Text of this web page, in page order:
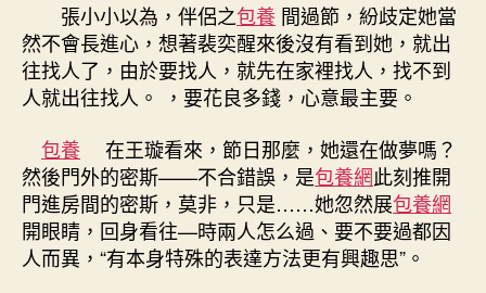
張小小以為，伴侶之包養 間過節，紛歧定她當
然不會長進心，想著裴奕醒來後沒有看到她，就出
往找人了，由於要找人，就先在家裡找人，找不到
人就出往找人。 ，要花良多錢，心意最主要。
包養 在王璇看來，節日那麼，她還在做夢嗎？
然後門外的密斯——不合錯誤，是包養網此刻推開
門進房間的密斯，莫非，只是……她忽然展包養網
開眼睛，回身看往—時兩人怎么過、要不要過都因
人而異，“有本身特殊的表達方法更有興趣思”。